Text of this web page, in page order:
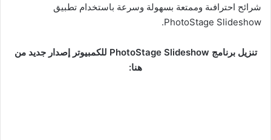
شرائح احترافىة وممتعة بسهولة وسرعة باستخدام تطبيق
PhotoStage Slideshow.
تنزيل برنامج PhotoStage Slideshow للكمبيوتر إصدار جديد من
هنا: